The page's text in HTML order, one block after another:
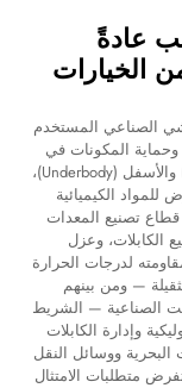
عادةً
الخيارات
الصناعي المستخدم
المكونات في
البيئات الموجودة تحت غطاء المحرك (Underhood) والأسفل (Underbody)،
الكيميائية
قطاع تصنيع المعدات
الكابلات، وعزل
لدرجات الحرارة
— ومن بينهم
الصناعية — الشريط
وإدارة الكابلات
ووسائل النقل
متطلبات الامتثال